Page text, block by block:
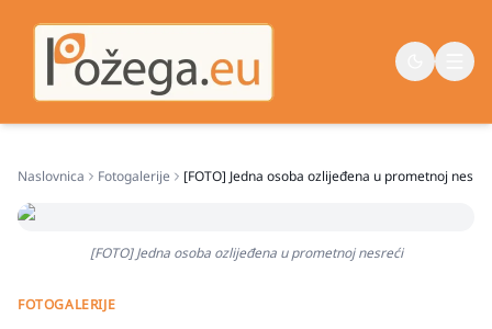
Sport
Naslovnica Fotogalerije [FOTO] Jedna osoba ozlijeđena u prometnoj
[FOTO] Jedna osoba ozlijeđena u prometnoj nesreći
FOTOGALERIJE